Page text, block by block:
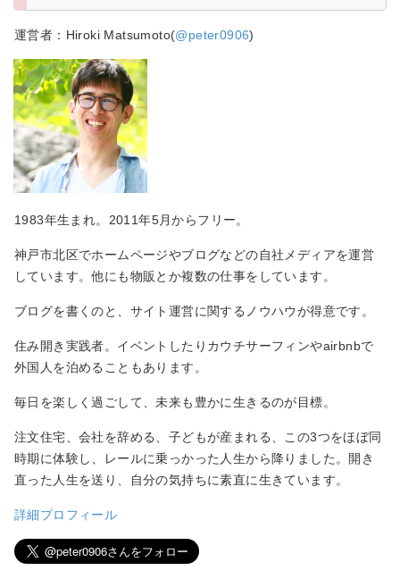
運営者：Hiroki Matsumoto(@peter0906)
1983年生まれ。2011年5月からフリー。
神戸市北区でホームページやブログなどの自社メディアを運営
しています。他にも物販とか複数の仕事をしています。
ブログを書くのと、サイト運営に関するノウハウが得意です。
住み開き実践者。イベントしたりカウチサーフィンやairbnbで
外国人を泊めることもあります。
毎日を楽しく過ごして、未来も豊かに生きるのが目標。
注文住宅、会社を辞める、子どもが産まれる、この3つをほぼ同
時期に体験し、レールに乗っかった人生から降りました。開き
直った人生を送り、自分の気持ちに素直に生きています。
詳細プロフィール